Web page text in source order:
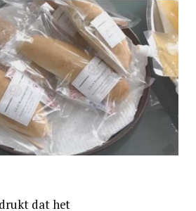
dat het